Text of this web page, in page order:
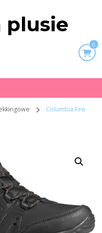
plusie
0
Columbia Fire